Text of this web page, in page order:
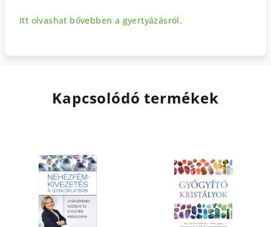
Itt olvashat bővebben a gyertyázásról.
Kapcsolódó termékek